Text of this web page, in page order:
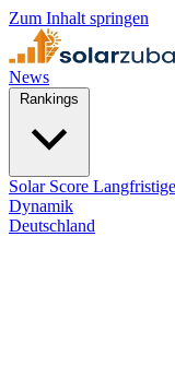
Zum Inhalt springen
News
Solar Score
Dynamik
Deutschland